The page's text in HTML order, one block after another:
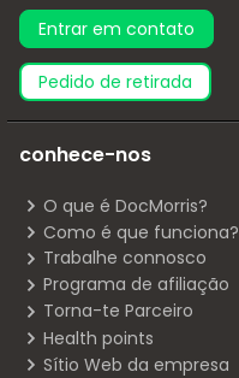
Entrar em contato
pedido de retirada
conhece-nos
O que é DocMorris?
Como é que funciona?
Trabalhe connosco
Programa de afiliação
Torna-te Parceiro
Health points
Sítio Web da empresa